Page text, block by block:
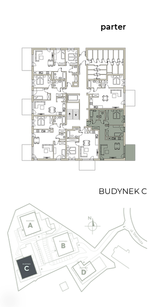
parter
BUDYNEK C